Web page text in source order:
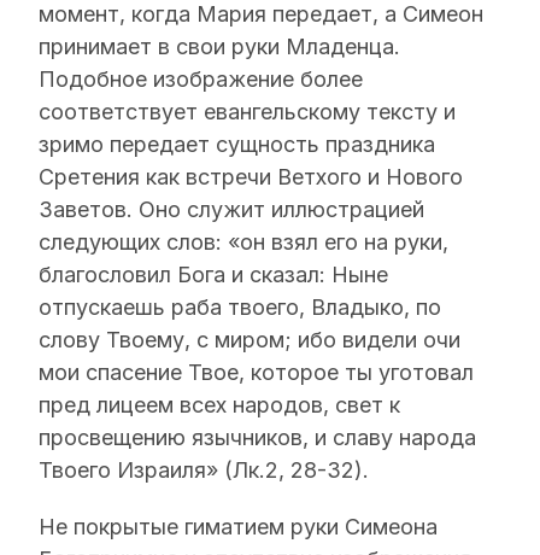
момент, когда Мария передает, а Симеон
принимает в свои руки Младенца.
Подобное изображение более
соответствует евангельскому тексту и
зримо передает сущность праздника
Сретения как встречи Ветхого и Нового
Заветов. Оно служит иллюстрацией
следующих слов: «он взял его на руки,
благословил Бога и сказал: Ныне
отпускаешь раба твоего, Владыко, по
слову Твоему, с миром; ибо видели очи
мои спасение Твое, которое ты уготовал
пред лицеем всех народов, свет к
просвещению язычников, и славу народа
Твоего Израиля» (Лк.2, 28-32).
Не покрытые гиматием руки Симеона